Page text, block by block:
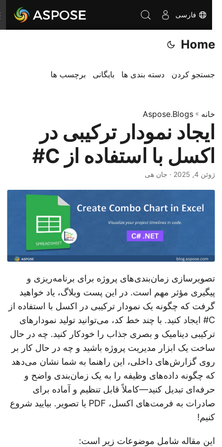
فارسی
Home
جستجو کردن دسته بندی ها بایگانی برچسب ها
خانه»
Aspose.Blogs
ایجاد نمودار ترکیبی در
اکسل با استفاده از C#
ژوئن 4, 2025 · جان هی
تصویرسازی زمان‌بندی‌های پروژه برای برنامه‌ریزی و
پیگیری مؤثر مهم است. در این پست وبلاگ، یاد خواهید
گرفت که چگونه یک نمودار ترکیبی در اکسل با استفاده از
C# ایجاد کنید. با چند خط کد، می‌توانید تولید نمودارهای
ترکیبی دینامیک و بصری جذاب را خودکار کنید. چه در حال
ساخت یک ابزار مدیریت پروژه باشید و چه در حال کار بر
روی گزارش‌های داخلی، این راهنما به شما نشان می‌دهد
که چگونه داده‌های وظیفه را به یک زمان‌بندی واضح و
حرفه‌ای تبدیل کنید—کاملاً قابل تنظیم و آماده برای
صادرات به فرمت‌های اکسل، PDF یا تصویر. بیایید شروع
کنیم!
این مقاله شامل موضوعات زیر است: